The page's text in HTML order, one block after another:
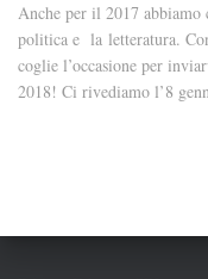
Anche per il 2017 abbiamo
politica e la letteratura.
coglie l’occasione per
2018! Ci rivediamo l’8